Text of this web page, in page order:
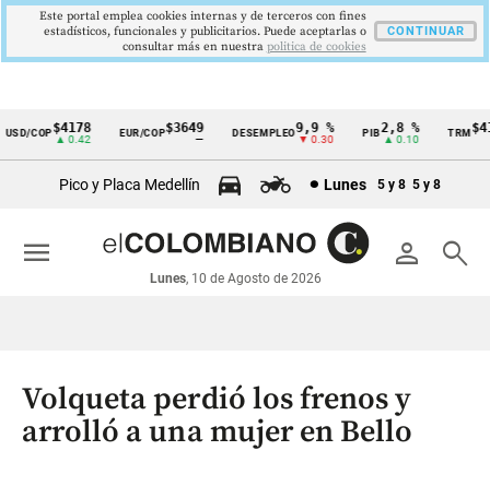
Cintillo
económicos
Colombia
COP$4178
▲ 0.42
EUR/COP$3649 DESEMPLEO 9,9 %
▼ 0.30
PIB2,8 %
▲ 0.10
TRM
Pico y Placa Medellín Lunes 5 y 8 5 y 8
person search
Lunes, 10 de Agosto de 2026
menu
Volqueta perdió los frenos y
arrolló a una mujer en Bello
Este portal emplea cookies internas y de terceros con fines
estadísticos, funcionales y publicitarios. Puede aceptarlas o
consultar más en nuestra politica de cookies
CONTINUAR